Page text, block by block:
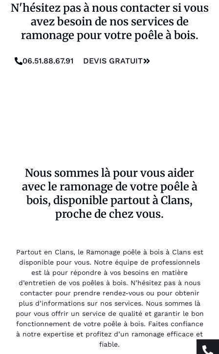
N'hésitez pas à nous contacter si vous
avez besoin de nos services de
ramonage pour votre poêle à bois.
06.51.88.67.91 DEVIS GRATUIT
Nous sommes là pour vous aider
avec le ramonage de votre poêle à
bois, disponible partout à Clans,
proche de chez vous.
Partout en Clans, le Ramonage poêle à bois à Clans est
disponible pour vous. Notre équipe de professionnels
est là pour répondre à vos besoins en matière
d’entretien de vos poêles à bois. N’hésitez pas à nous
contacter pour prendre rendez-vous ou pour obtenir
plus d’informations sur nos services. Nous sommes là
pour vous offrir un service de qualité et garantir le bon
fonctionnement de votre poêle à bois. Faites confiance
à notre expertise et profitez d’un ramonage efficace et
fiable.